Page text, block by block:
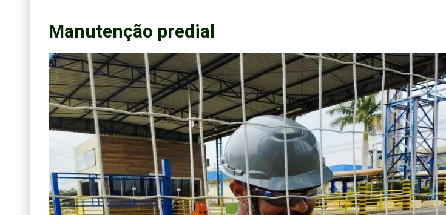
Manutenção predial